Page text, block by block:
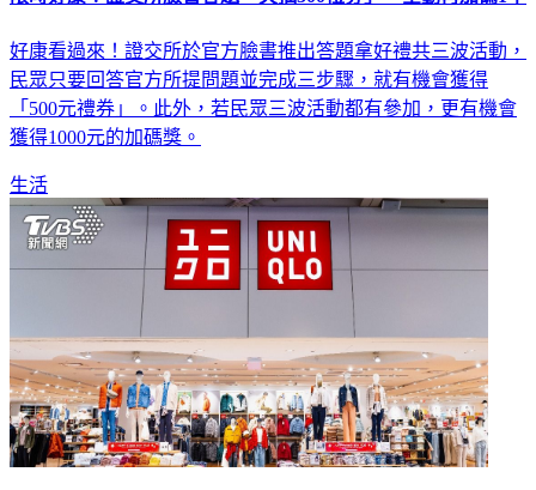
好康看過來！證交所於官方臉書推出答題拿好禮共三波活動，
民眾只要回答官方所提問題並完成三步驟，就有機會獲得
「500元禮券」。此外，若民眾三波活動都有參加，更有機會
獲得1000元的加碼獎。
生活